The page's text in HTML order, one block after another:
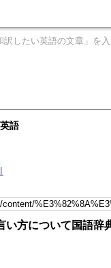
語
い方について国語辞